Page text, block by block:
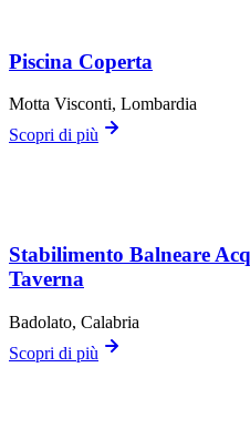
Piscina Coperta
Motta Visconti, Lombardia
Scopri di più
Stabilimento Balneare
Taverna
Badolato, Calabria
Scopri di più